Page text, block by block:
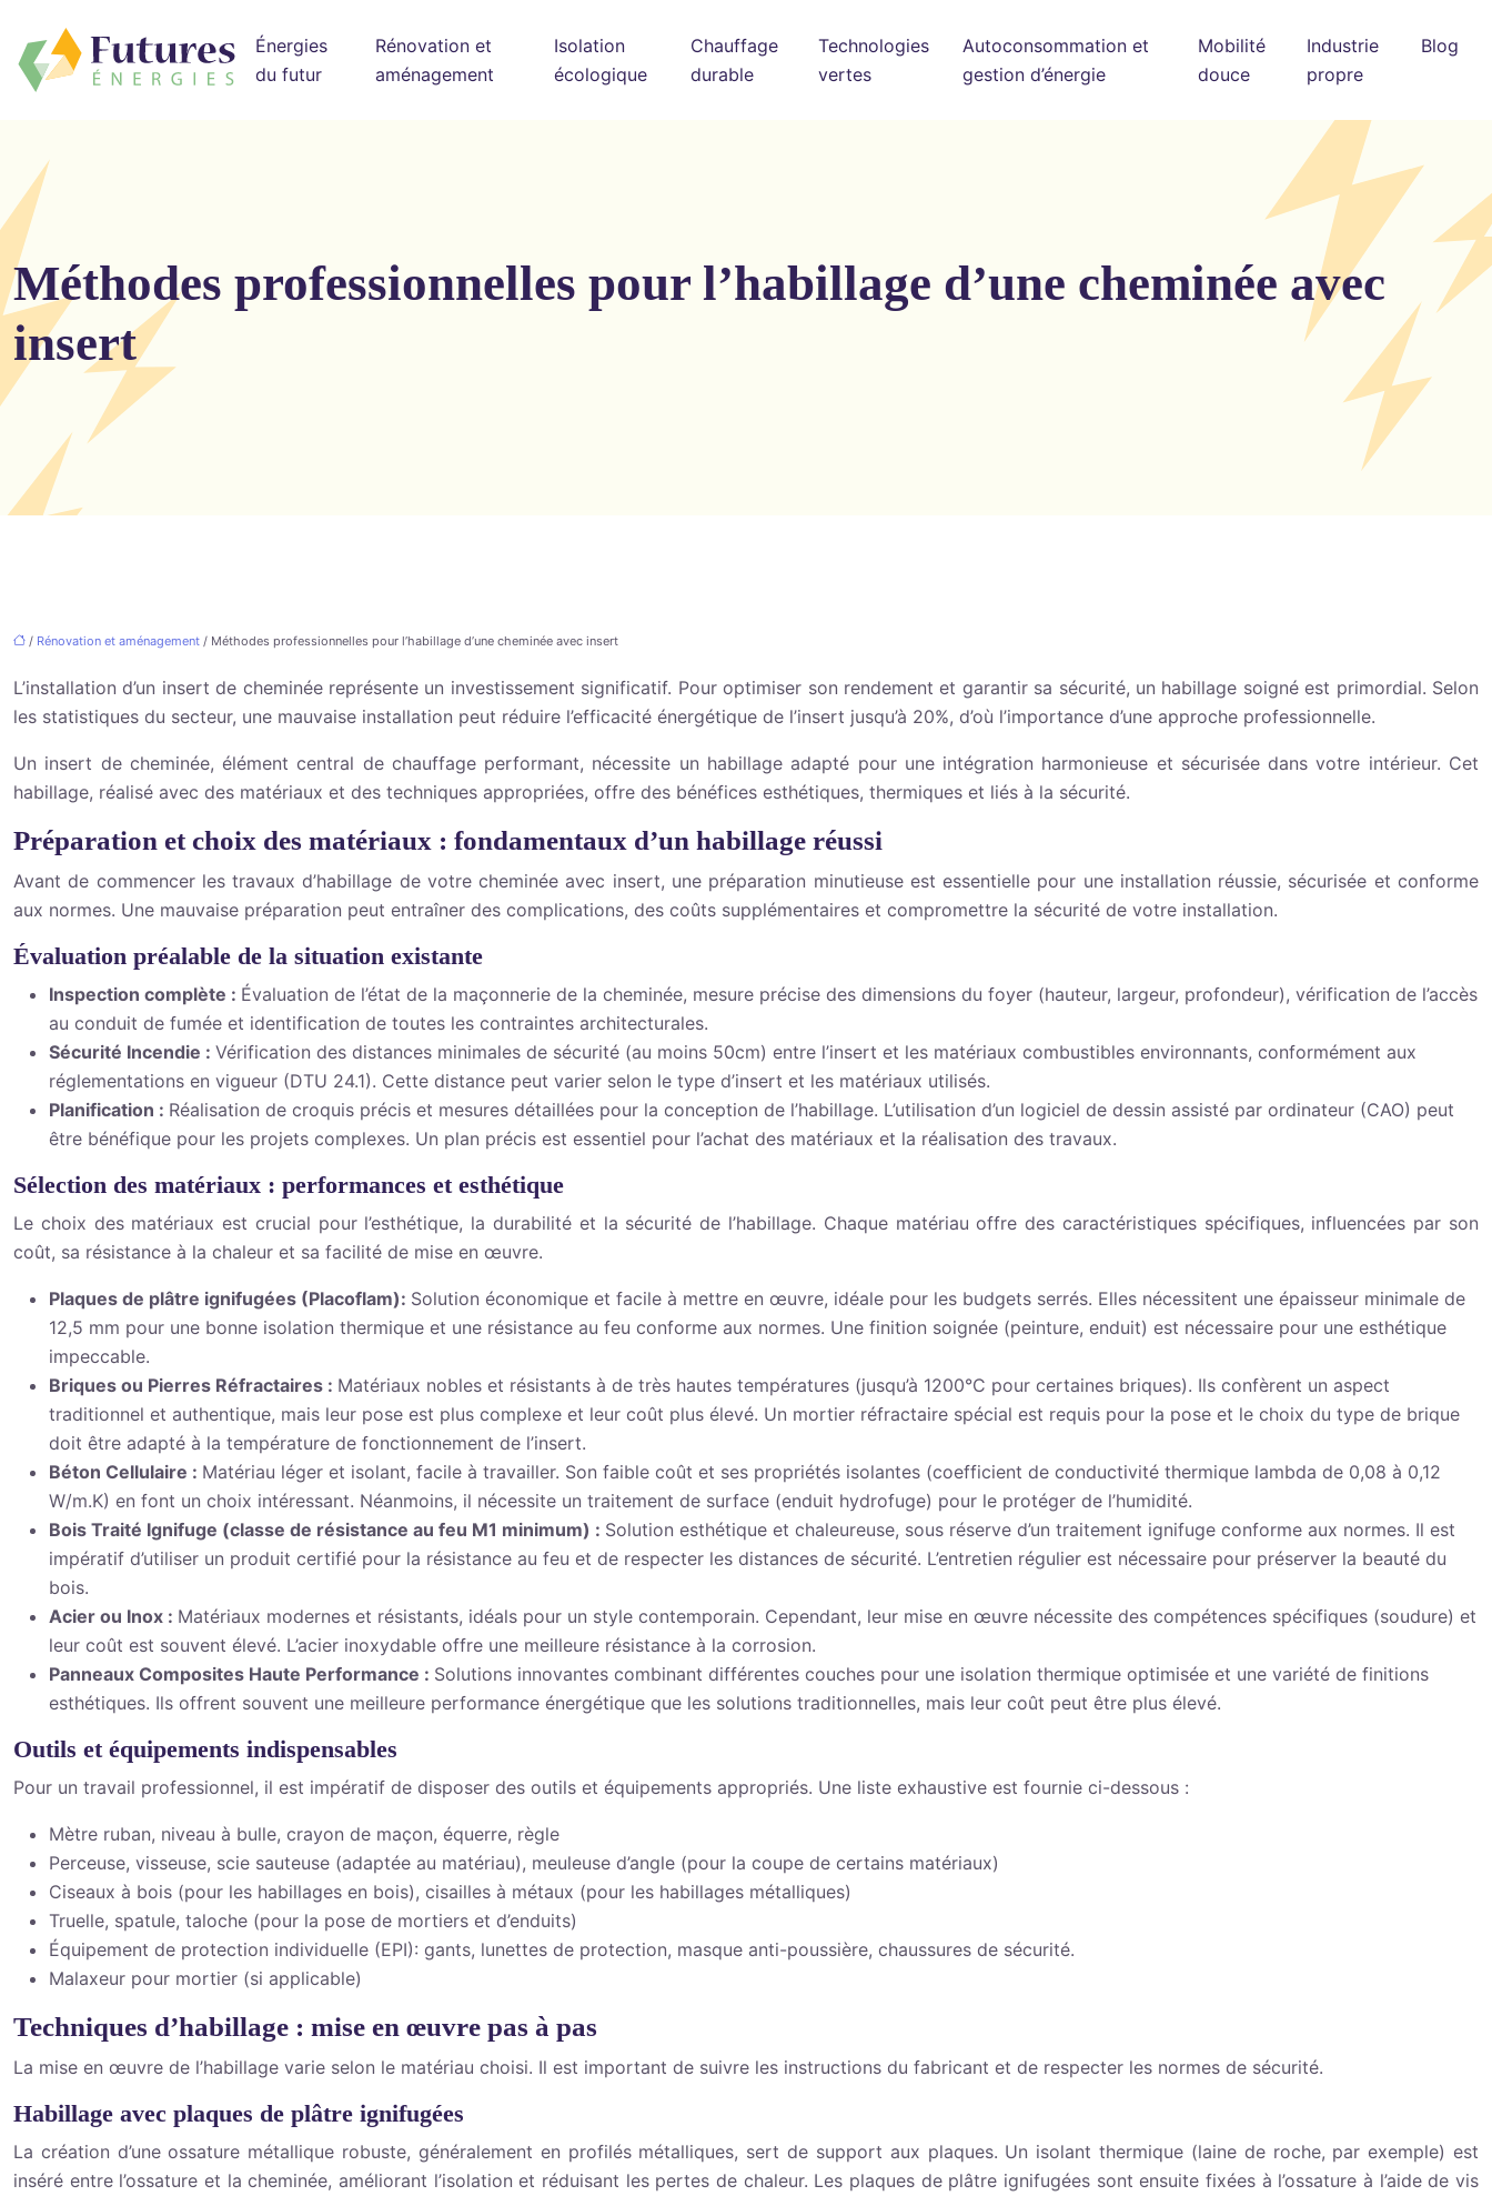
Énergies
du futur
Rénovation et
aménagement
Isolation
écologique
Chauffage
durable
Technologies
vertes
Autoconsommation et
gestion d’énergie
Mobilité
douce
Industrie
propre
Blog
Méthodes professionnelles pour l’habillage d’une cheminée avec
insert
/ Rénovation et aménagement / Méthodes professionnelles pour l’habillage d’une cheminée avec insert
L’installation d’un insert de cheminée représente un investissement significatif. Pour optimiser son rendement et garantir sa sécurité, un habillage soigné est primordial. Selon
les statistiques du secteur, une mauvaise installation peut réduire l’efficacité énergétique de l’insert jusqu’à 20%, d’où l’importance d’une approche professionnelle.
Un insert de cheminée, élément central de chauffage performant, nécessite un habillage adapté pour une intégration harmonieuse et sécurisée dans votre intérieur. Cet
habillage, réalisé avec des matériaux et des techniques appropriées, offre des bénéfices esthétiques, thermiques et liés à la sécurité.
Préparation et choix des matériaux : fondamentaux d’un habillage réussi
Avant de commencer les travaux d’habillage de votre cheminée avec insert, une préparation minutieuse est essentielle pour une installation réussie, sécurisée et conforme
aux normes. Une mauvaise préparation peut entraîner des complications, des coûts supplémentaires et compromettre la sécurité de votre installation.
Évaluation préalable de la situation existante
Inspection complète : Évaluation de l’état de la maçonnerie de la cheminée, mesure précise des dimensions du foyer (hauteur, largeur, profondeur), vérification de l’accès
au conduit de fumée et identification de toutes les contraintes architecturales.
Sécurité Incendie : Vérification des distances minimales de sécurité (au moins 50cm) entre l’insert et les matériaux combustibles environnants, conformément aux
réglementations en vigueur (DTU 24.1). Cette distance peut varier selon le type d’insert et les matériaux utilisés.
Planification : Réalisation de croquis précis et mesures détaillées pour la conception de l’habillage. L’utilisation d’un logiciel de dessin assisté par ordinateur (CAO) peut
être bénéfique pour les projets complexes. Un plan précis est essentiel pour l’achat des matériaux et la réalisation des travaux.
Sélection des matériaux : performances et esthétique
Le choix des matériaux est crucial pour l’esthétique, la durabilité et la sécurité de l’habillage. Chaque matériau offre des caractéristiques spécifiques, influencées par son
coût, sa résistance à la chaleur et sa facilité de mise en œuvre.
Plaques de plâtre ignifugées (Placoflam): Solution économique et facile à mettre en œuvre, idéale pour les budgets serrés. Elles nécessitent une épaisseur minimale de
12,5 mm pour une bonne isolation thermique et une résistance au feu conforme aux normes. Une finition soignée (peinture, enduit) est nécessaire pour une esthétique
impeccable.
Briques ou Pierres Réfractaires : Matériaux nobles et résistants à de très hautes températures (jusqu’à 1200°C pour certaines briques). Ils confèrent un aspect
traditionnel et authentique, mais leur pose est plus complexe et leur coût plus élevé. Un mortier réfractaire spécial est requis pour la pose et le choix du type de brique
doit être adapté à la température de fonctionnement de l’insert.
Béton Cellulaire : Matériau léger et isolant, facile à travailler. Son faible coût et ses propriétés isolantes (coefficient de conductivité thermique lambda de 0,08 à 0,12
W/m.K) en font un choix intéressant. Néanmoins, il nécessite un traitement de surface (enduit hydrofuge) pour le protéger de l’humidité.
Bois Traité Ignifuge (classe de résistance au feu M1 minimum) : Solution esthétique et chaleureuse, sous réserve d’un traitement ignifuge conforme aux normes. Il est
impératif d’utiliser un produit certifié pour la résistance au feu et de respecter les distances de sécurité. L’entretien régulier est nécessaire pour préserver la beauté du
bois.
Acier ou Inox : Matériaux modernes et résistants, idéals pour un style contemporain. Cependant, leur mise en œuvre nécessite des compétences spécifiques (soudure) et
leur coût est souvent élevé. L’acier inoxydable offre une meilleure résistance à la corrosion.
Panneaux Composites Haute Performance : Solutions innovantes combinant différentes couches pour une isolation thermique optimisée et une variété de finitions
esthétiques. Ils offrent souvent une meilleure performance énergétique que les solutions traditionnelles, mais leur coût peut être plus élevé.
Outils et équipements indispensables
Pour un travail professionnel, il est impératif de disposer des outils et équipements appropriés. Une liste exhaustive est fournie ci-dessous :
Mètre ruban, niveau à bulle, crayon de maçon, équerre, règle
Perceuse, visseuse, scie sauteuse (adaptée au matériau), meuleuse d’angle (pour la coupe de certains matériaux)
Ciseaux à bois (pour les habillages en bois), cisailles à métaux (pour les habillages métalliques)
Truelle, spatule, taloche (pour la pose de mortiers et d’enduits)
Équipement de protection individuelle (EPI): gants, lunettes de protection, masque anti-poussière, chaussures de sécurité.
Malaxeur pour mortier (si applicable)
Techniques d’habillage : mise en œuvre pas à pas
La mise en œuvre de l’habillage varie selon le matériau choisi. Il est important de suivre les instructions du fabricant et de respecter les normes de sécurité.
Habillage avec plaques de plâtre ignifugées
La création d’une ossature métallique robuste, généralement en profilés métalliques, sert de support aux plaques. Un isolant thermique (laine de roche, par exemple) est
inséré entre l’ossature et la cheminée, améliorant l’isolation et réduisant les pertes de chaleur. Les plaques de plâtre ignifugées sont ensuite fixées à l’ossature à l’aide de vis